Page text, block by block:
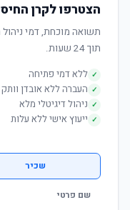
הצטרפו לקרן
תשואה מוכחת, דמי ניהול
תוך 24 שעות.
✓ ללא דמי פתיחה
✓ העברה ללא אובדן וותק
✓ ניהול דיגיטלי מלא
✓ ייעוץ אישי ללא עלות
שכיר
שם פרטי